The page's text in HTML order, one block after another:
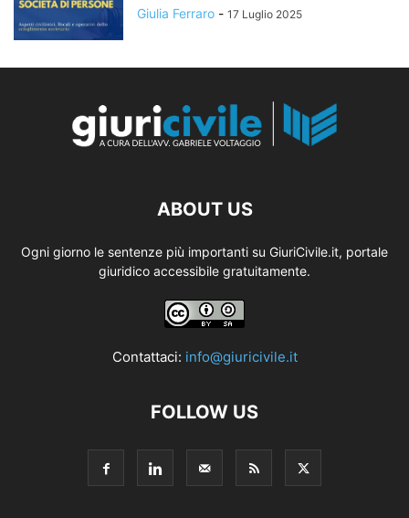
Giulia Ferraro - 17 Luglio 2025
ABOUT US
Ogni giorno le sentenze più importanti su GiuriCivile.it, portale
giuridico accessibile gratuitamente.
Contattaci: info@giuricivile.it
FOLLOW US